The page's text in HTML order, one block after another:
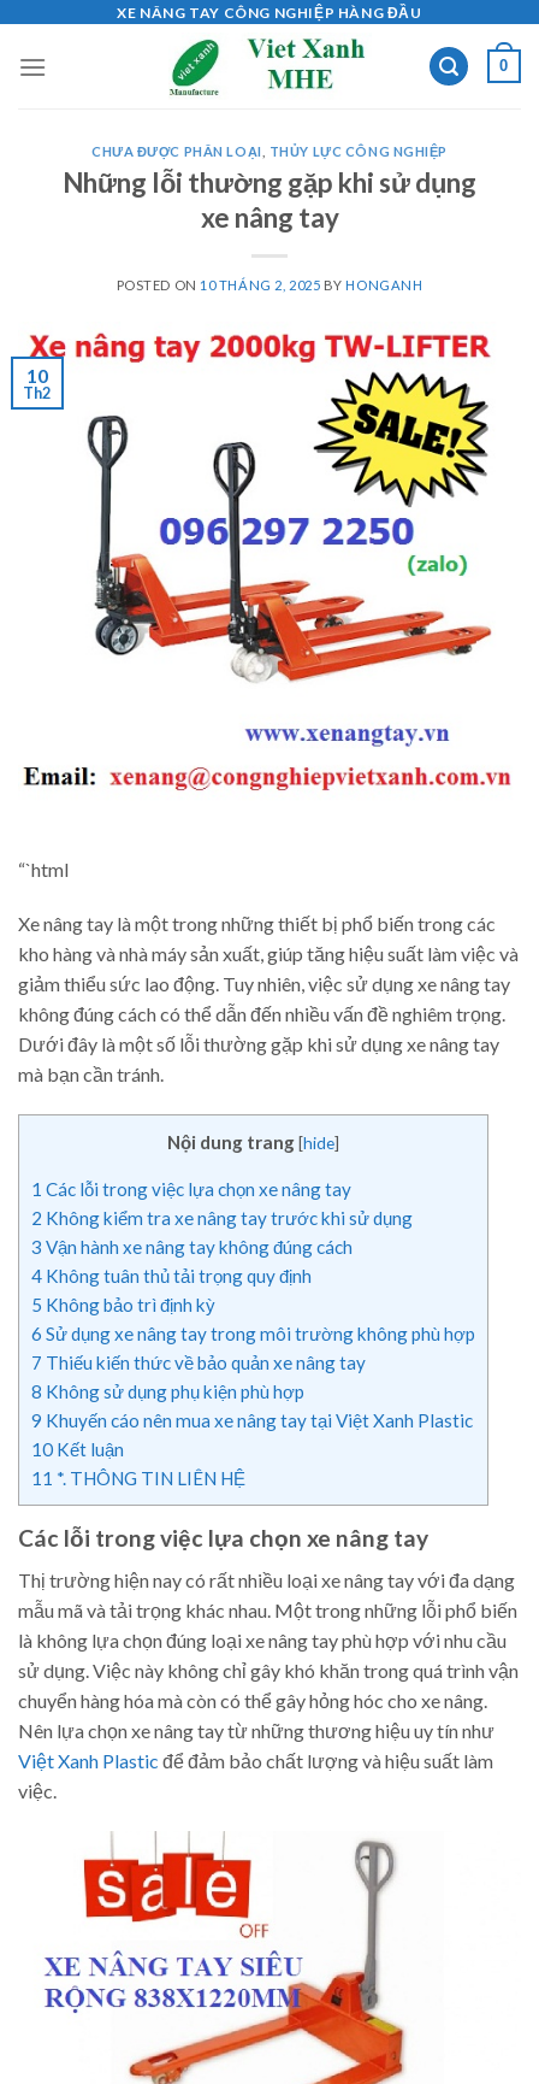
content
XE NÂNG TAY CÔNG NGHIỆP HÀNG ĐẦU
0
CHƯA ĐƯỢC PHÂN LOẠI THỦY LỰC CÔNG NGHIỆP
Những lỗi thường gặp khi sử dụng
xe nâng tay
POSTED ON 10 THÁNG 2, 2025 BYHONGANH
10
Th2
“`html
Xe nâng tay là một trong những thiết bị phổ biến trong các
kho hàng và nhà máy sản xuất, giúp tăng hiệu suất làm việc và
giảm thiểu sức lao động. Tuy nhiên, việc sử dụng xe nâng tay
không đúng cách có thể dẫn đến nhiều vấn đề nghiêm trọng.
Dưới đây là một số lỗi thường gặp khi sử dụng xe nâng tay
mà bạn cần tránh.
Nội dung trang[hide]
1 Các lỗi trong việc lựa chọn xe nâng tay
2 Không kiểm tra xe nâng tay trước khi sử dụng
3 Vận hành xe nâng tay không đúng cách
4 Không tuân thủ tải trọng quy định
5 Không bảo trì định kỳ
6 Sử dụng xe nâng tay trong môi trường không phù hợp
7 Thiếu kiến thức về bảo quản xe nâng tay
8 Không sử dụng phụ kiện phù hợp
9 Khuyến cáo nên mua xe nâng tay tại Việt Xanh Plastic
10 Kết luận
11 *. THÔNG TIN LIÊN HỆ
Các lỗi trong việc lựa chọn xe nâng tay
Thị trường hiện nay có rất nhiều loại xe nâng tay với đa dạng
mẫu mã và tải trọng khác nhau. Một trong những lỗi phổ biến
là không lựa chọn đúng loại xe nâng tay phù hợp với nhu cầu
sử dụng. Việc này không chỉ gây khó khăn trong quá trình vận
chuyển hàng hóa mà còn có thể gây hỏng hóc cho xe nâng.
Nên lựa chọn xe nâng tay từ những thương hiệu uy tín như
Việt Xanh Plastic để đảm bảo chất lượng và hiệu suất làm
việc.